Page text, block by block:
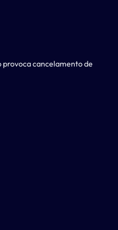
provoca cancelamento de